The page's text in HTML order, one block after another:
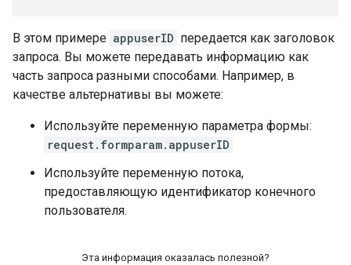
В этом примере appuserID передается как заголовок
запроса. Вы можете передавать информацию как
часть запроса разными способами. Например, в
качестве альтернативы вы можете:
Используйте переменную параметра формы:
request.formparam.appuserID
Используйте переменную потока,
предоставляющую идентификатор конечного
пользователя.
Эта информация оказалась полезной?